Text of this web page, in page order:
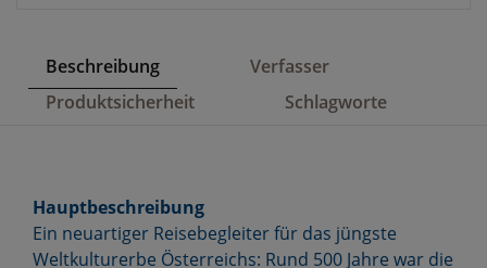
Beschreibung
Verfasser
Produktsicherheit
Schlagworte
Hauptbeschreibung
Ein neuartiger Reisebegleiter für das jüngste
Weltkulturerbe Österreichs: Rund 500 Jahre war die